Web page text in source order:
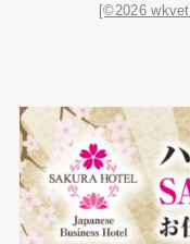
[©2026